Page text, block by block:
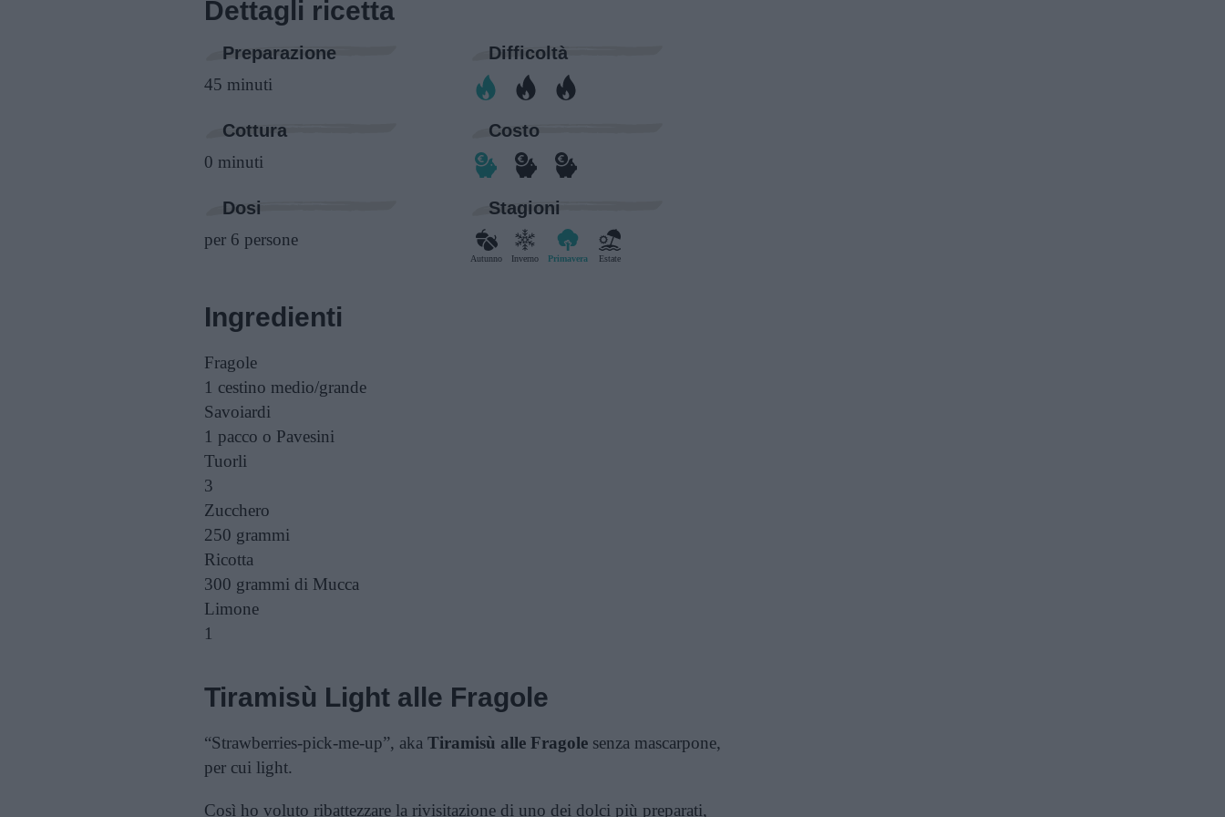
Dettagli ricetta
Preparazione
45 minuti
Difficoltà
Cottura
0 minuti
Costo
Dosi
per 6 persone
Stagioni
Autunno Inverno Primavera Estate
Ingredienti
Fragole
1 cestino medio/grande
Savoiardi
1 pacco o Pavesini
Tuorli
3
Zucchero
250 grammi
Ricotta
300 grammi di Mucca
Limone
1
Tiramisù Light alle Fragole
“Strawberries-pick-me-up”, aka Tiramisù alle Fragole senza mascarpone,
per cui light.
Così ho voluto ribattezzare la rivisitazione di uno dei dolci più preparati,